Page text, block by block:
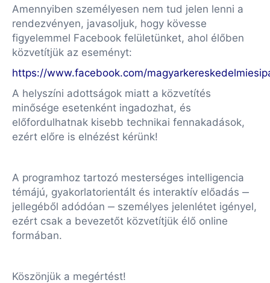
Amennyiben személyesen nem tud jelen lenni a
rendezvényen, javasoljuk, hogy kövesse
figyelemmel Facebook felületünket, ahol élőben
közvetítjük az eseményt:
https://www.facebook.com/
A helyszíni adottságok miatt a közvetítés
minősége esetenként ingadozhat, és
előfordulhatnak kisebb technikai fennakadások,
ezért előre is elnézést kérünk!
A programhoz tartozó mesterséges intelligencia
témájú, gyakorlatorientált és interaktív előadás ‒
jellegéből adódóan ‒ személyes jelenlétet igényel,
ezért csak a bevezetőt közvetítjük élő online
formában.
Köszönjük a megértést!